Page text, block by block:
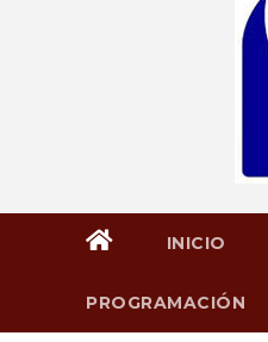
INICIO
PROGRAMACIÓN